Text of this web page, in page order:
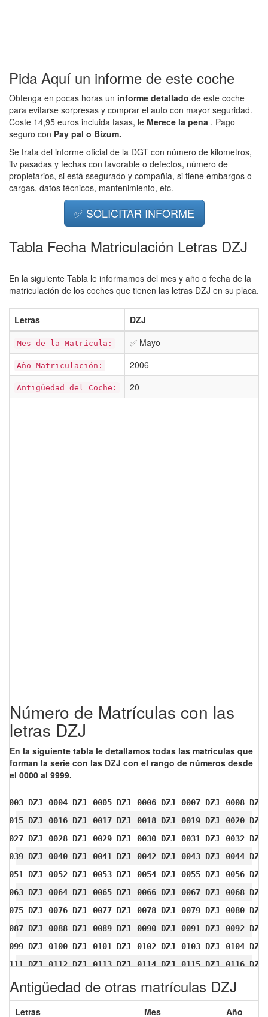
Pida Aquí un informe de este coche
Obtenga en pocas horas un informe detallado de este coche
para evitarse sorpresas y comprar el auto con mayor seguridad.
Coste 14,95 euros incluida tasas, le Merece la pena . Pago
seguro con Pay pal o Bizum.
Se trata del informe oficial de la DGT con número de kilometros,
itv pasadas y fechas con favorable o defectos, número de
propietarios, si está ssegurado y compañía, si tiene embargos o
cargas, datos técnicos, mantenimiento, etc.
✅ SOLICITAR INFORME
Tabla Fecha Matriculación Letras DZJ
En la siguiente Tabla le informamos del mes y año o fecha de la
matriculación de los coches que tienen las letras DZJ en su placa.
Letras DZJ
Mes de la Matrícula: ✅ Mayo
Año Matriculación: 2006
Antigüedad del Coche: 20
Número de Matrículas con las
letras DZJ
En la siguiente tabla le detallamos todas las matrículas que
forman la serie con las DZJ con el rango de números desde
el 0000 al 9999.
0003 DZJ 0004 DZJ 0005 DZJ 0006 DZJ 0007 DZJ
0008 DZJ
0015 DZJ
0016 DZJ 0017 DZJ 0018 DZJ 0019 DZJ
0020 DZJ
0027 DZJ
0028 DZJ 0029 DZJ 0030 DZJ 0031 DZJ
0032 DZJ
0039 DZJ
0040 DZJ 0041 DZJ 0042 DZJ 0043 DZJ
0044 DZJ
0051 DZJ
0052 DZJ 0053 DZJ 0054 DZJ 0055 DZJ
0056 DZJ
0063 DZJ
0064 DZJ 0065 DZJ 0066 DZJ 0067 DZJ
0068 DZJ
0075 DZJ
0076 DZJ 0077 DZJ 0078 DZJ 0079 DZJ
0080 DZJ
0087 DZJ
0088 DZJ 0089 DZJ 0090 DZJ 0091 DZJ
0092 DZJ
0099 DZJ
0100 DZJ 0101 DZJ 0102 DZJ 0103 DZJ
0104 DZJ
0111 DZJ
0112 DZJ 0113 DZJ 0114 DZJ 0115 DZJ
0116 DZJ
0123 DZJ
0124 DZJ 0125 DZJ 0126 DZJ 0127 DZJ
0128 DZJ
0135 DZJ
0136 DZJ 0137 DZJ 0138 DZJ 0139 DZJ
0140 DZJ
Antigüedad de otras matrículas DZJ
Letras Mes
Año